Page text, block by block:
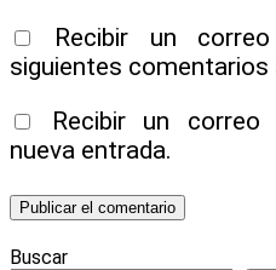
Recibir un
siguientes comentarios
Recibir un
nueva entrada.
Buscar